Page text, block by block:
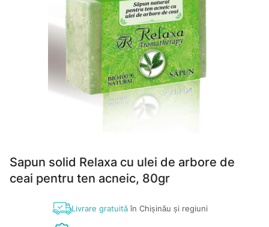
Sapun solid Relaxa cu ulei de arbore de
ceai pentru ten acneic, 80gr
Livrare gratuităîn Chișinău și regiuni